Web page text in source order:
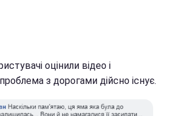
оцінили відео і
з дорогами дійсно існує.